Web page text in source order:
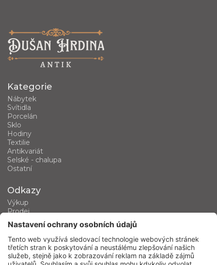
Kategorie
Nábytek
Svítidla
Porcelán
Sklo
Hodiny
Textilie
Antikvariát
Selské - chalupa
Ostatní
Odkazy
Výkup
Prodej
Kategorie produktů
Kontakt
Kontaktujte nás
phone +420 602 460 751